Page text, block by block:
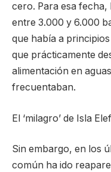
cero. Para esa
entre 3.000 y 6.000
que había a
que prácticamente
alimentación en
frecuentaban.
El ‘milagro’ de Isla
Sin embargo, en los
común ha ido